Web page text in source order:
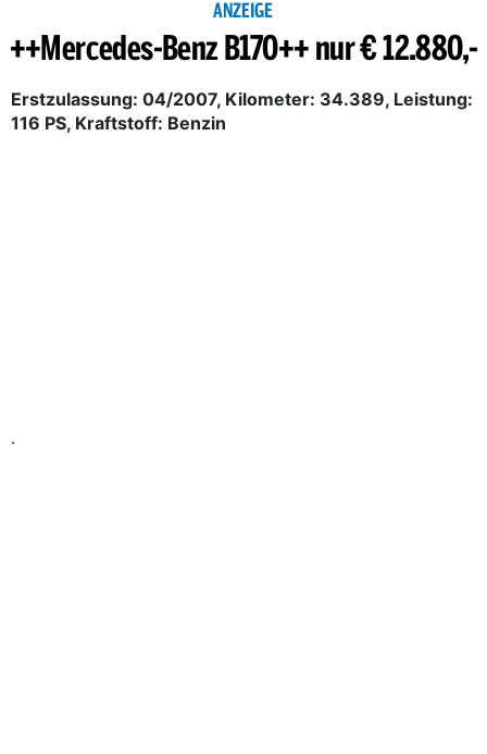
ANZEIGE
++Mercedes-Benz B170++ nur € 12.880,-
Erstzulassung: 04/2007, Kilometer: 34.389, Leistung:
116 PS, Kraftstoff: Benzin
.